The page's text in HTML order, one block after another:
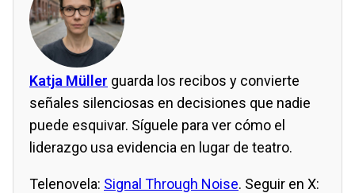
Katja Müller guarda los recibos y convierte
señales silenciosas en decisiones que nadie
puede esquivar. Síguele para ver cómo el
liderazgo usa evidencia en lugar de teatro.
Telenovela: Signal Through Noise. Seguir en X: